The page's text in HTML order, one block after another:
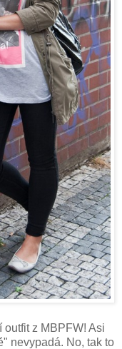
z MBPFW! Asi
nevypadá. No, tak to